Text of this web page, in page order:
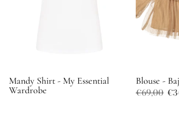
Mandy Shirt - My Essential
Wardrobe
Blouse -
€69,00